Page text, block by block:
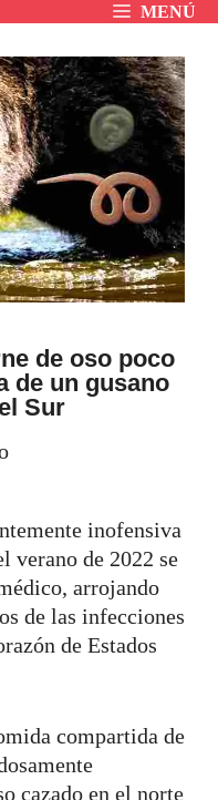
MENÚ
de oso poco
de un gusano
Sur
inofensiva
verano de 2022 se
arrojando
de las infecciones
de Estados
compartida de
cazado en el norte